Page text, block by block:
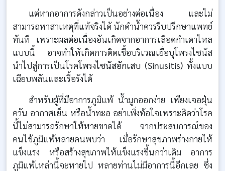
แต่หากอาการดังกล่าวเป็นอย่างต่อเนื่อง และไม่
สามารถหาสาเหตุที่แท้จริงได้ นักดำน้ำควรรีบปรึกษาแพทย์
ทันที เพราะผลต่อเนื่องอันเกิดจากอาการเลือดกำเดาไหล
แบบนี้ อาจทำให้เกิดการติดเชื้อบริเวณเยื่อบุโพรงไซนัส
นำไปสู่การเป็นโรคโพรงไซนัสอักเสบ (Sinusitis) ทั้งแบบ
เฉียบพลันและเรื้อรังได้
สำหรับผู้ที่มีอาการภูมิแพ้ น้ำมูกออกง่าย เพียงเจอฝุ่น
ควัน อากาศเย็น หรือน้ำทะล อย่าเพิ่งท้อใจเพราะคิดว่าโรค
นี้ไม่สามารถรักษาให้หายขาดได้ จากประสบการณ์ของ
คนไข้ภูมิแพ้หลายคนพบว่า เมื่อรักษาสุขภาพร่างกายให้
แข็งแรง หรือสร้างสุขภาพให้แข็งแรงขึ้นกว่าเดิม อาการ
ภูมิแพ้เหล่านี้จะหายไป หลายท่านไม่มีอาการนี้อีกเลย ซึ่ง